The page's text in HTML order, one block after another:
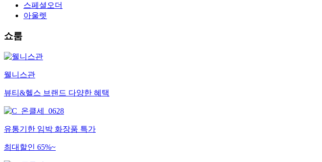
스페셜오더
아울렛
쇼룸
웰니스관
뷰티&헬스 브랜드 다양한 혜택
유통기한 임박 화장품 특가
최대할인 65%~